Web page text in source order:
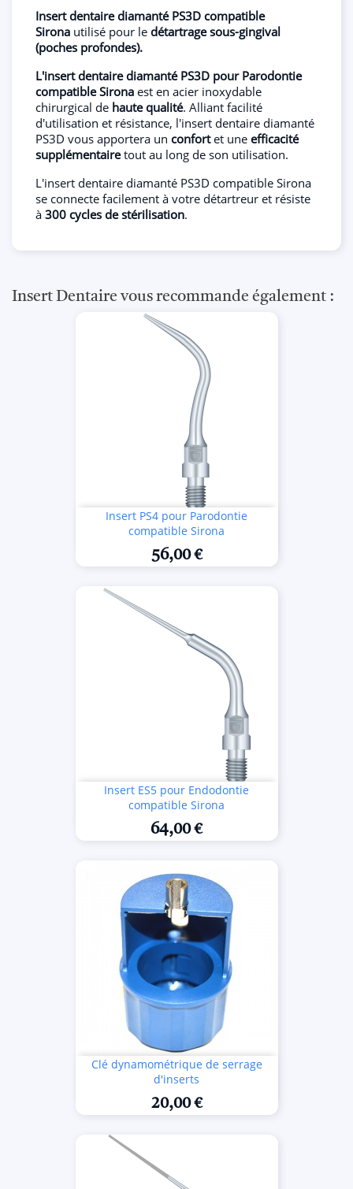
Insert dentaire diamanté PS3D compatible
Sirona utilisé pour le détartrage sous-gingival
(poches profondes).
L'insert dentaire diamanté PS3D pour Parodontie
compatible Sirona est en acier inoxydable
chirurgical de haute qualité. Alliant facilité
d'utilisation et résistance, l'insert dentaire diamanté
PS3D vous apportera un confortet une efficacité
supplémentairetout au long de son utilisation.
L'insert dentaire diamanté PS3D compatible Sirona
se connecte facilement à votre détartreur et résiste
à 300 cycles de stérilisation.
Insert Dentaire vous recommande également :
Insert PS4 pour Parodontie
compatible Sirona
56,00 €
Insert ES5 pour Endodontie
compatible Sirona
64,00 €
Clé dynamométrique de serrage
d'inserts
20,00 €